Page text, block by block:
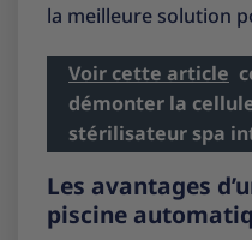
la meilleure solution
Voir cette article
démonter la
stérilisateur spa
Les avantages
piscine